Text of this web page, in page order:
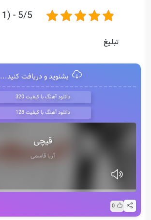
5/5 - (1 امتیاز)
تبلیغ
بشنوید و دریافت کنید...
دانلود آهنگ با کیفیت 320
دانلود آهنگ با کیفیت 128
قیچی
آریا قاسمی
0